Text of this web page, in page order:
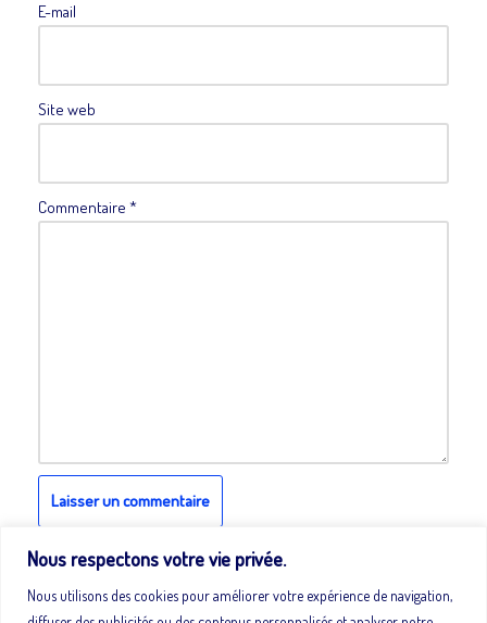
Nous respectons votre vie privée.
Nous utilisons des cookies pour améliorer votre expérience de navigation,
E-mail
Site web
Commentaire *